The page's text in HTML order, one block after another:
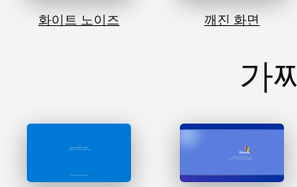
화이트 노이즈 깨진 화면
가